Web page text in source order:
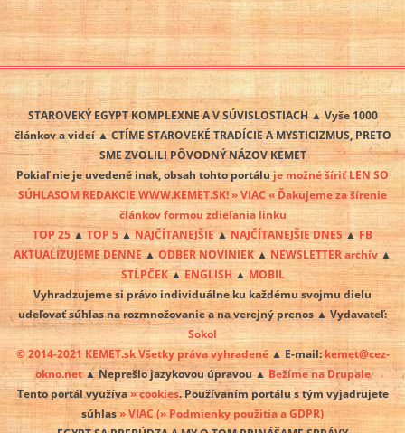
STAROVEKÝ EGYPT KOMPLEXNE A V SÚVISLOSTIACH ▲ Vyše 1000
článkov a videí ▲ CTÍME STAROVEKÉ TRADÍCIE A MYSTICIZMUS, PRETO
SME ZVOLILI PÔVODNÝ NÁZOV KEMET
Pokiaľ nie je uvedené inak, obsah tohto portálu je možné šíriť LEN SO
SÚHLASOM REDAKCIE WWW.KEMET.SK! » VIAC « Ďakujeme za šírenie
článkov formou zdieľania linku
TOP 25 ▲ TOP 5▲NAJČÍTANEJŠIE▲NAJČÍTANEJŠIE DNES ▲FB
AKTUALIZUJEME DENNE▲ODBER NOVINIEK▲ NEWSLETTER archív ▲
STĹPČEK▲ENGLISH▲MOBIL
Vyhradzujeme si právo individuálne ku každému svojmu dielu
udeľovať súhlas na rozmnožovanie a na verejný prenos ▲ Vydavateľ:
Sokol
© 2014-2021 KEMET.sk Všetky práva vyhradené▲ E-mail: kemet@cez-
okno.net▲ Neprešlo jazykovou úpravou ▲ Bežíme na Drupale
Tento portál využíva» cookies. Používaním portálu s tým vyjadrujete
súhlas» VIAC(» Podmienky použitia a GDPR)